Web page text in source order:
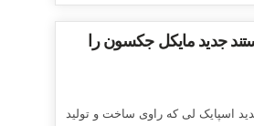
جدید مایکل جکسون را
اسپایک لی که راوی ساخت و تولید